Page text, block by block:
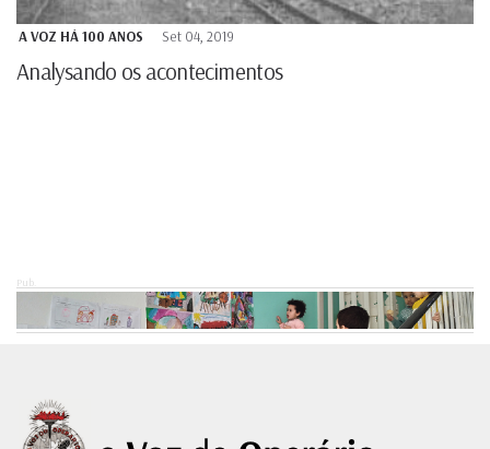
A VOZ HÁ 100 ANOS Set 04, 2019
Analysando os acontecimentos
Pub.